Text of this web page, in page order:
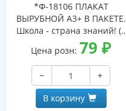
*Ф-18106 ПЛАКАТ
ВЫРУБНОЙ А3+ В ПАКЕТЕ.
Школа - страна знаний! (в
индивидуальной упаковке,
с европодвесом и клеевым
клапаном, двухсторонний,
ВД-лак)
Цена розн: 79₽
−
+
В корзину